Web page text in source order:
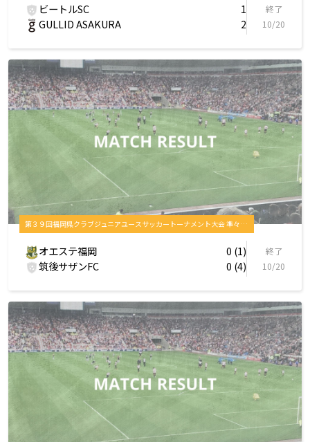
ビートルSC 1
GULLID ASAKURA 2
終了
10/20
第３９回福岡県クラブジュニアユースサッカートーナメント大会 準々決勝
オエステ福岡 0 (1)
筑後サザンFC 0 (4)
終了
10/20